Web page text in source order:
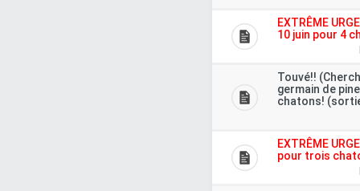
EXTRÊME
10 juin pour 4
Touvé!!
germain de
chatons!
EXTRÊME
pour trois